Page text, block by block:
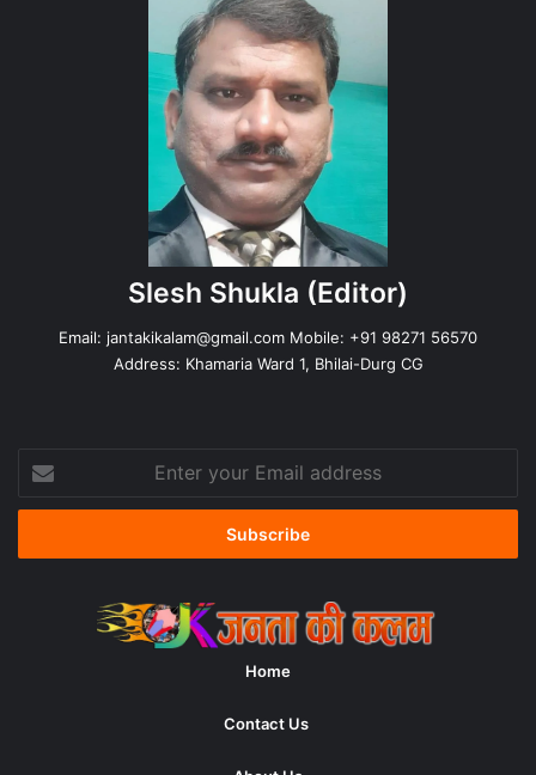
Slesh Shukla (Editor)
Email: jantakikalam@gmail.com Mobile: +91 98271 56570
Address: Khamaria Ward 1, Bhilai-Durg CG
your
Email
Home
Contact Us